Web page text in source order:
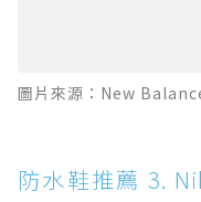
圖片來源：New
防水鞋推薦 3.